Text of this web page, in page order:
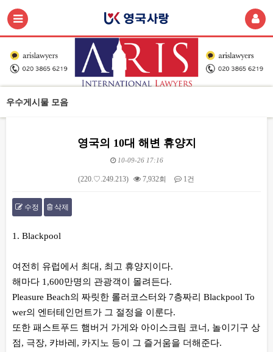
우수게시물 모음
영국의 10대 해변 휴양지
10-09-26 17:16
(220.♡.249.213) 7,932회 1건
수정 삭제
1. Blackpool
여전히 유럽에서 최대, 최고 휴양지이다.
해마다 1,600만명의 관광객이 몰려든다.
Pleasure Beach의 짜릿한 롤러코스터와 7층짜리 Blackpool To
wer의 엔터테인먼트가 그 절정을 이룬다.
또한 패스트푸드 햄버거 가게와 아이스크림 코너, 놀이기구 상
점, 극장, 캬바레, 카지노 등이 그 즐거움을 더해준다.